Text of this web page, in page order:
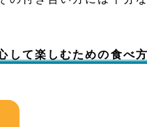
して楽しむための食べ